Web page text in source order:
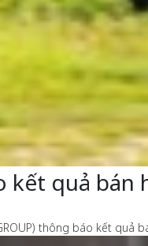
kết quả
thông báo kết